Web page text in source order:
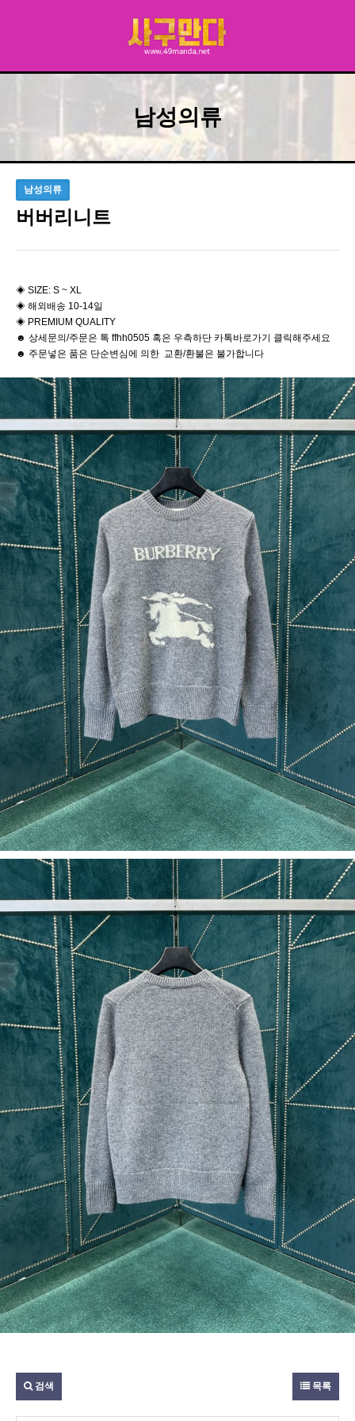
남성의류
남성의류
버버리니트
◈ SIZE: S ~ XL
◈ 해외배송 10-14일
◈ PREMIUM QUALITY
☻ 상세문의/주문은 톡 ffhh0505 혹은 우측하단 카톡바로가기 클릭해주세요
☻ 주문넣은 품은 단순변심에 의한 교환/환불은 불가합니다
검색 목록